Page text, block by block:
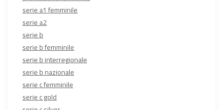
serie a1 femminile
serie a2
serie b
serie b femminile
serie b interregionale
serie b nazionale
serie c femminile
serie c gold